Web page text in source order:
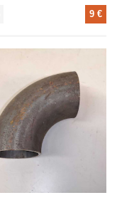
9 €